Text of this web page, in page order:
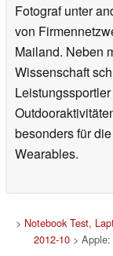
Fotograf unter
von
Mailand. Neben
Wissenschaft
besonders für
Wearables.
> Notebook Test,
2012-10 >